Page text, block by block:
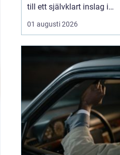
till ett självklart inslag i
många städer och
samhällen.
elassistans gör det
enklare att välja cykeln i
01 augusti 2026